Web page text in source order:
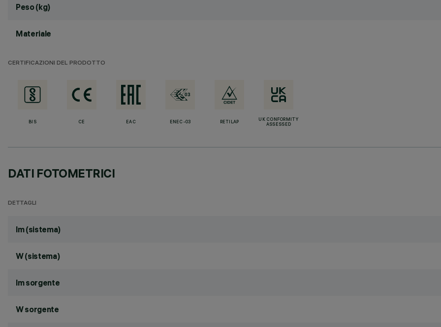
Peso (kg)
Materiale
CERTIFICAZIONI DEL PRODOTTO
BIS CE EAC ENEC-03 RETILAP
UK CONFORMITY
ASSESSED
DATI FOTOMETRICI
DETTAGLI
lm (sistema)
W (sistema)
lm sorgente
W sorgente